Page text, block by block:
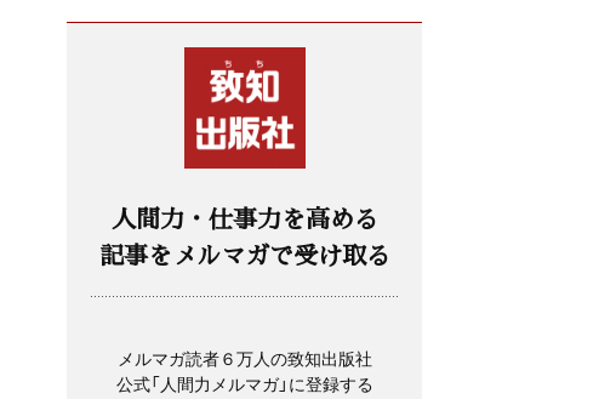
人間力・仕事力を高める
記事をメルマガで受け取る
メルマガ読者６万人の致知出版社
公式「人間力メルマガ」に登録する